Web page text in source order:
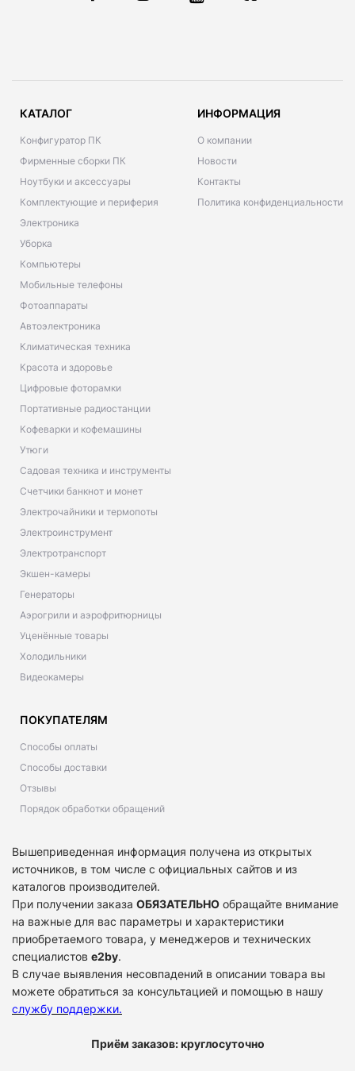
КАТАЛОГ
Конфигуратор ПК
Фирменные сборки ПК
Ноутбуки и аксессуары
Комплектующие и периферия
Электроника
Уборка
Компьютеры
Мобильные телефоны
Фотоаппараты
Автоэлектроника
Климатическая техника
Красота и здоровье
Цифровые фоторамки
Портативные радиостанции
Кофеварки и кофемашины
Утюги
Садовая техника и инструменты
Счетчики банкнот и монет
Электрочайники и термопоты
Электроинструмент
Электротранспорт
Экшен-камеры
Генераторы
Аэрогрили и аэрофритюрницы
Уценённые товары
Холодильники
Видеокамеры
ИНФОРМАЦИЯ
О компании
Новости
Контакты
Политика конфиденциальности
ПОКУПАТЕЛЯМ
Способы оплаты
Способы доставки
Отзывы
Порядок обработки обращений
Вышеприведенная информация получена из открытых
источников, в том числе с официальных сайтов и из
каталогов производителей.
При получении заказа ОБЯЗАТЕЛЬНО обращайте внимание
на важные для вас параметры и характеристики
приобретаемого товара, у менеджеров и технических
специалистов e2by.
В случае выявления несовпадений в описании товара вы
можете обратиться за консультацией и помощью в нашу
службу поддержки.
Приём заказов: круглосуточно